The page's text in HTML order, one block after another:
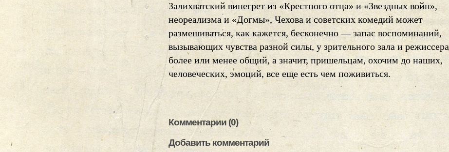
Залихватский винегрет из «Крестного отца» и «Звездных войн»,
неореализма и «Догмы», Чехова и советских комедий может
размешиваться, как кажется, бесконечно — запас воспоминаний,
вызывающих чувства разной силы, у зрительного зала и режиссера
более или менее общий, а значит, пришельцам, охочим до наших,
человеческих, эмоций, все еще есть чем поживиться.
Комментарии (0)
Добавить комментарий